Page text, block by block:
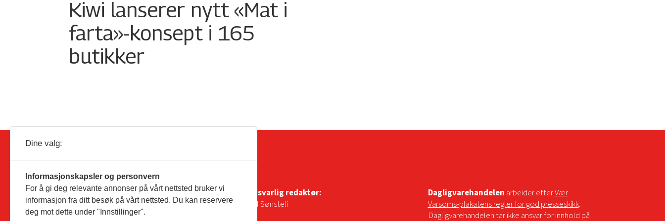
Kiwi lanserer nytt «Mat i
farta»-konsept i 165
butikker
Utgiver:Dagligvarehandelen AS
Solørvegen 1035
2260 Kirkenær
Ansvarlig redaktør:
Pål Sønsteli
Dagligvarehandelen arbeider etterVær
Varsoms-plakatens regler for god presseskikk.
Dagligvarehandelen tar ikke ansvar for innhold på
Dine valg:
Informasjonskapsler og personvern
For å gi deg relevante annonser på vårt nettsted bruker vi
informasjon fra ditt besøk på vårt nettsted. Du kan reservere
deg mot dette under "Innstillinger".